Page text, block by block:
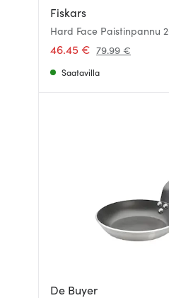
Fiskars
Hard Face Paistinpannu
46.45 € 79.99 €
Saatavilla
De Buyer